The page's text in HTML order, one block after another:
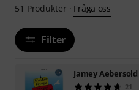
51 Produkter· Fråga oss
Filter
Jamey Aebersold
21